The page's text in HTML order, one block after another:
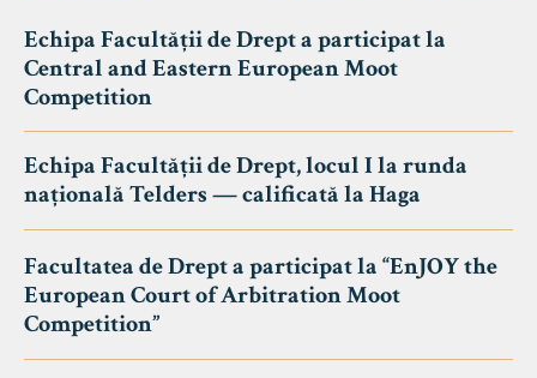
Echipa Facultății de Drept a participat la
Central and Eastern European Moot
Competition
Echipa Facultății de Drept, locul I la runda
națională Telders — calificată la Haga
Facultatea de Drept a participat la “EnJOY the
European Court of Arbitration Moot
Competition”